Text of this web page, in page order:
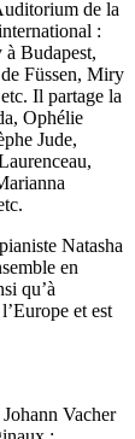
de la
:
Budapest,
Füssen, Miry
Il partage la
Ophélie
Jude,
Natasha
en
qu’à
et est
Vacher